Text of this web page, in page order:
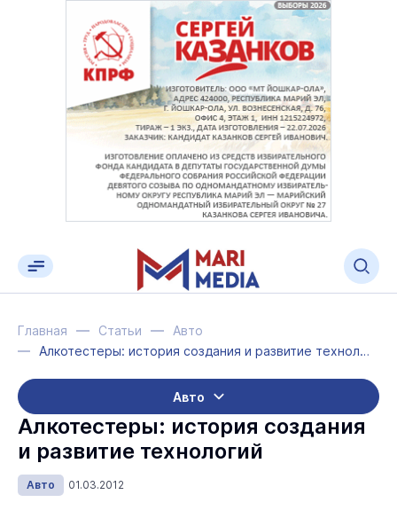
Главная Статьи
Авто
Алкотестеры: история создания и развитие технологий
Авто
Алкотестеры: история создания
и развитие технологий
Авто 01.03.2012